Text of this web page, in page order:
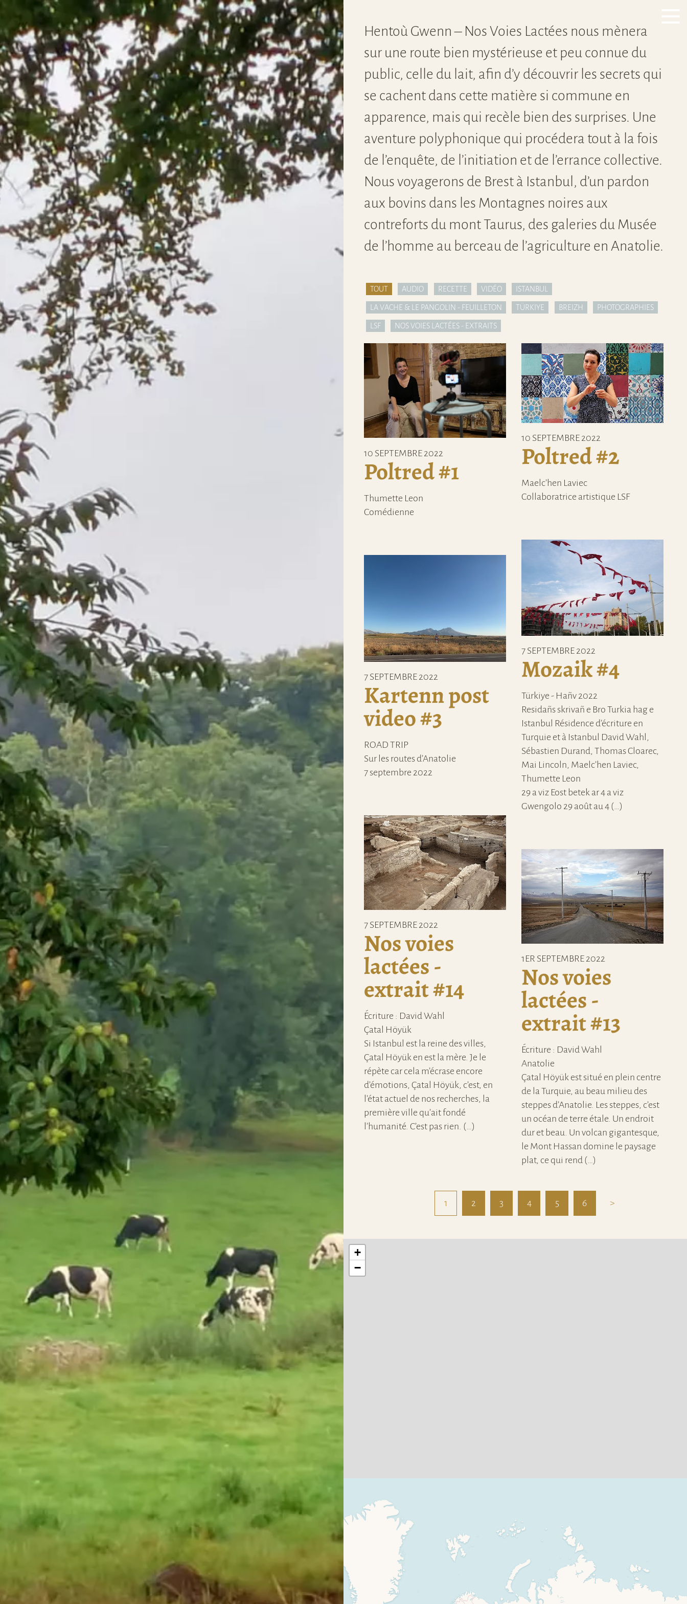
Hentoù Gwenn
Nos Voies Lactées
Hentoù Gwenn – Nos Voies Lactées nous mènera
sur une route bien mystérieuse et peu connue du
public, celle du lait, afin d’y découvrir les secrets qui
se cachent dans cette matière si commune en
apparence, mais qui recèle bien des surprises. Une
aventure polyphonique qui procédera tout à la fois
de l’enquête, de l’initiation et de l’errance collective.
Nous voyagerons de Brest à Istanbul, d’un pardon
aux bovins dans les Montagnes noires aux
contreforts du mont Taurus, des galeries du Musée
de l’homme au berceau de l’agriculture en Anatolie.
TOUT AUDIO RECETTE VIDÉO ISTANBUL
LA VACHE & LE PANGOLIN - FEUILLETON TÜRKIYE BREIZH PHOTOGRAPHIES
LSF NOS VOIES LACTÉES - EXTRAITS
10 SEPTEMBRE 2022
Poltred #1
Thumette Leon
Comédienne
10 SEPTEMBRE 2022
Poltred #2
Maelc’hen Laviec
Collaboratrice artistique LSF
7 SEPTEMBRE 2022
Mozaik #4
Türkiye - Hañv 2022
Residañs skrivañ e Bro Turkia hag e
Istanbul Résidence d’écriture en
Turquie et à Istanbul David Wahl,
Sébastien Durand, Thomas Cloarec,
Mai Lincoln, Maelc’hen Laviec,
Thumette Leon
29 a viz Eost betek ar 4 a viz
Gwengolo 29 août au 4 (…)
7 SEPTEMBRE 2022
Kartenn post
video #3
ROAD TRIP
Sur les routes d’Anatolie
7 septembre 2022
7 SEPTEMBRE 2022
Nos voies
lactées -
extrait #14
Écriture : David Wahl
Çatal Höyük
Si Istanbul est la reine des villes,
Çatal Höyük en est la mère. Je le
répète car cela m’écrase encore
d’émotions, Çatal Höyük, c’est, en
l’état actuel de nos recherches, la
première ville qu’ait fondé
l’humanité. C’est pas rien. (…)
1ER SEPTEMBRE 2022
Nos voies
lactées -
extrait #13
Écriture : David Wahl
Anatolie
Çatal Höyük est situé en plein centre
de la Turquie, au beau milieu des
steppes d’Anatolie. Les steppes, c’est
un océan de terre étale. Un endroit
dur et beau. Un volcan gigantesque,
le Mont Hassan domine le paysage
plat, ce qui rend (…)
1 2 3 4 5 6 >
+
−